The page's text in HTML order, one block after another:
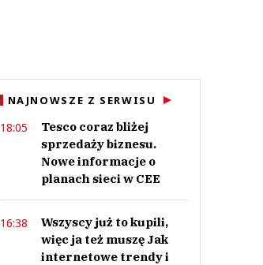
NAJNOWSZE Z SERWISU
18:05
Tesco coraz bliżej
sprzedaży biznesu.
Nowe informacje o
planach sieci w CEE
16:38
Wszyscy już to kupili,
więc ja też muszę Jak
internetowe trendy i